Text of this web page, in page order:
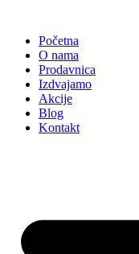
sadržajPočetna
O nama
Prodavnica
Izdvajamo
Akcije
Blog
Kontakt